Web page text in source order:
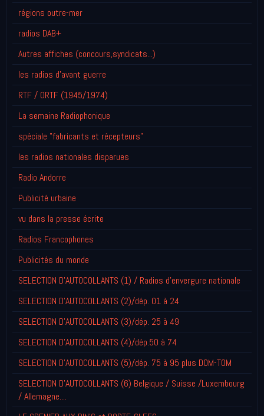
régions outre-mer
radios DAB+
Autres affiches (concours,syndicats...)
les radios d'avant guerre
RTF / ORTF (1945/1974)
La semaine Radiophonique
spéciale "fabricants et récepteurs"
les radios nationales disparues
Radio Andorre
Publicité urbaine
vu dans la presse écrite
Radios Francophones
Publicités du monde
SELECTION D'AUTOCOLLANTS (1) / Radios d'envergure nationale
SELECTION D'AUTOCOLLANTS (2)/dép. 01 à 24
SELECTION D'AUTOCOLLANTS (3)/dép. 25 à 49
SELECTION D'AUTOCOLLANTS (4)/dép.50 à 74
SELECTION D'AUTOCOLLANTS (5)/dép. 75 à 95 plus DOM-TOM
SELECTION D'AUTOCOLLANTS (6) Belgique / Suisse /Luxembourg
/ Allemagne....